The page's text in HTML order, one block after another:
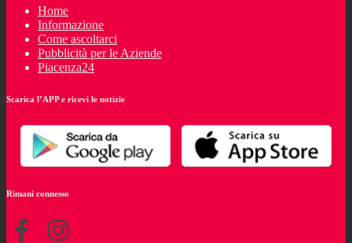
Home
Informazione
Come ascoltarci
Pubblicità per le Aziende
Piacenza24
Scarica l’APP e ricevi le notizie
Rimani connesso